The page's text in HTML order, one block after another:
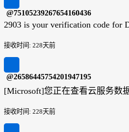
@75105239267654160436
2903 is your verification code for
接收时间: 228天前
@26586445754201947195
[Microsoft]您正在查看云服务数
接收时间: 228天前